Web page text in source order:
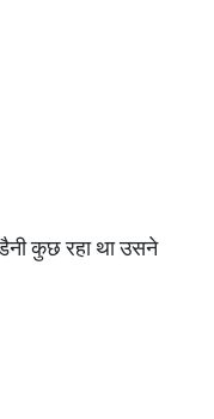
कुछ रहा था उसने